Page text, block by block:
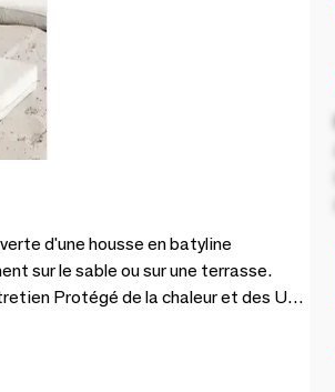
d'une housse en batyline
sur le sable ou sur une terrasse.
Protégé de la chaleur et des UV
pas Sèche rapidement Haute
France Garantie